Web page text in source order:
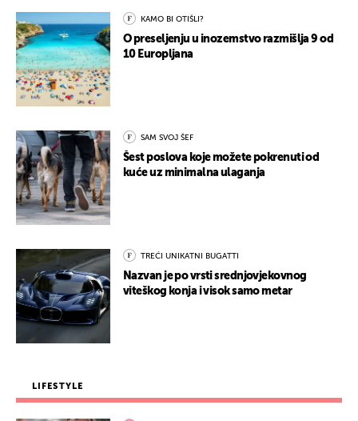
KAMO BI OTIŠLI?
O preseljenju u inozemstvo razmišlja 9 od
10 Europljana
SAM SVOJ ŠEF
Šest poslova koje možete pokrenuti od
kuće uz minimalna ulaganja
TREĆI UNIKATNI BUGATTI
Nazvan je po vrsti srednjovjekovnog
viteškog konja i visok samo metar
LIFESTYLE